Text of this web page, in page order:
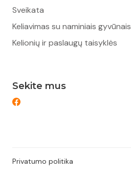
Sekite mus
Sveikata
Keliavimas su naminiais gyvūnais
Kelionių ir paslaugų taisyklės
Privatumo politika